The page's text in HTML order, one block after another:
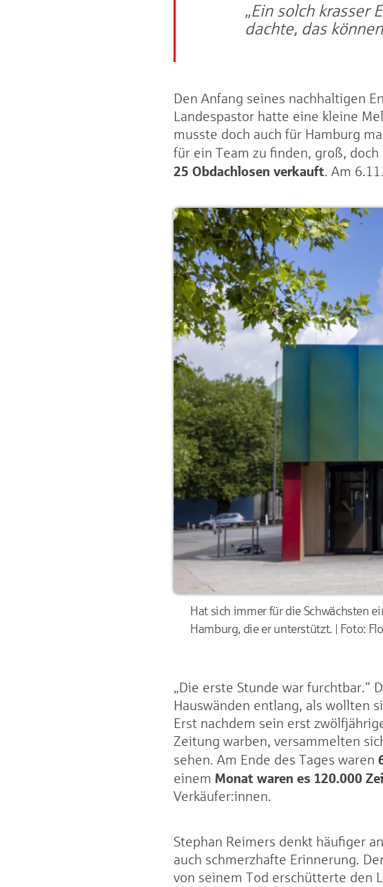
„Ein solch krasser
dachte, das
Den Anfang seines nachhaltigen
Landespastor hatte eine kleine
musste doch auch für Hamburg
für ein Team zu finden, groß,
25 Obdachlosen verkauft. Am
Hat sich immer für die Schwächsten
Hamburg, die er unterstützt. | Foto:
„Die erste Stunde war furchtbar.“
Hauswänden entlang, als wollten
Erst nachdem sein erst
Zeitung warben, versammelten
sehen. Am Ende des Tages waren
einem Monat waren es 120.000
Verkäufer:innen.
Stephan Reimers denkt häufiger
auch schmerzhafte Erinnerung.
von seinem Tod erschütterte den